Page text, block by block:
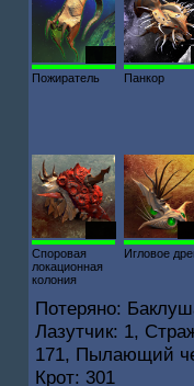
Пожиратель
Панкор
Споровая
локационная
колония
Игловое
Потеряно:
Лазутчик: 1,
171, Пылающий
Крот: 301